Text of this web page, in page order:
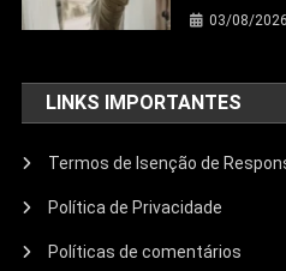
03/08/2026
LINKS IMPORTANTES
Termos de Isenção de
Política de Privacidade
Políticas de comentários